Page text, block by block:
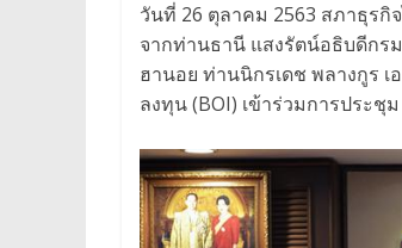
วันที่ 26 ตุลาคม 2563 สภาธุรกิ
จากท่านธานี แสงรัตน์อธิบดีกร
ฮานอย ท่านนิกรเดช พลางกูร
ลงทุน (BOI) เข้าร่วมการประ